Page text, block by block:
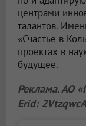
центрами
талантов.
«Счастье в
проектах в
будущее.
Реклама. АО
Erid: